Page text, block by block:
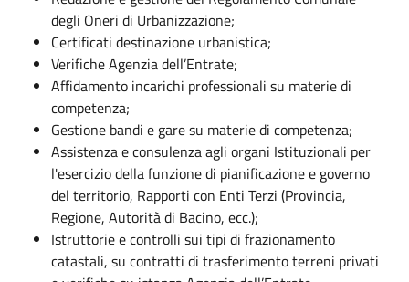
degli Oneri di Urbanizzazione;
Certificati destinazione urbanistica;
Verifiche Agenzia dell’Entrate;
Affidamento incarichi professionali su materie di
competenza;
Gestione bandi e gare su materie di competenza;
Assistenza e consulenza agli organi Istituzionali per
l'esercizio della funzione di pianificazione e governo
del territorio, Rapporti con Enti Terzi (Provincia,
Regione, Autorità di Bacino, ecc.);
Istruttorie e controlli sui tipi di frazionamento
catastali, su contratti di trasferimento terreni privati